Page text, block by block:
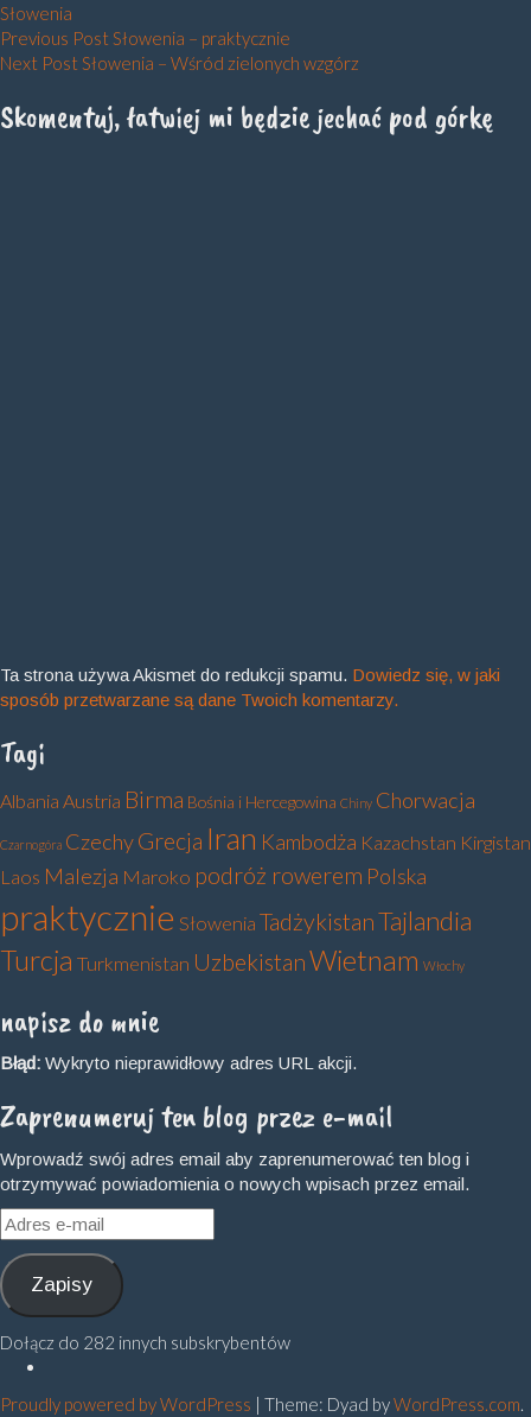
Słowenia
Nawigacja
wpisu
Previous Post Słowenia – praktycznie
Next Post Słowenia – Wśród zielonych wzgórz
Skomentuj, łatwiej mi będzie jechać pod górkę
Ta strona używa Akismet do redukcji spamu. Dowiedz się, w jaki
sposób przetwarzane są dane Twoich komentarzy.
Tagi
Albania Austria Birma Bośnia i Hercegowina Chiny Chorwacja
Czarnogóra CzechyGrecja Iran Kambodża Kazachstan Kirgistan
Laos Malezja Maroko podróż rowerem Polska
praktycznie Słowenia TadżykistanTajlandia
Turcja Turkmenistan UzbekistanWietnam Włochy
napisz do mnie
Błąd: Wykryto nieprawidłowy adres URL akcji.
Zaprenumeruj ten blog przez e-mail
Wprowadź swój adres email aby zaprenumerować ten blog i
otrzymywać powiadomienia o nowych wpisach przez email.
Adres
e-
mail
Zapisy
Dołącz do 282 innych subskrybentów
Proudly powered by WordPress | Theme: Dyad byWordPress.com.